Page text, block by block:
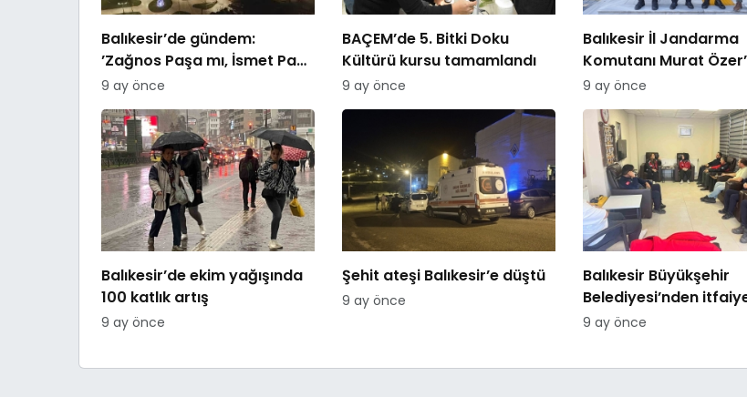
Balıkesir’de gündem:
’Zağnos Paşa mı, İsmet Paşa
mı
9 ay önce
BAÇEM’de 5. Bitki Doku
Kültürü kursu tamamlandı
9 ay önce
Balıkesir İl Jandarma
Komutanı Murat
Edremit Ticaret
ziyaret
9 ay önce
Balıkesir’de ekim yağışında
100 katlık artış
9 ay önce
Şehit ateşi Balıkesir’e düştü
9 ay önce
Balıkesir Büyükşehir
Belediyesi’nden
psikolojik destek
9 ay önce